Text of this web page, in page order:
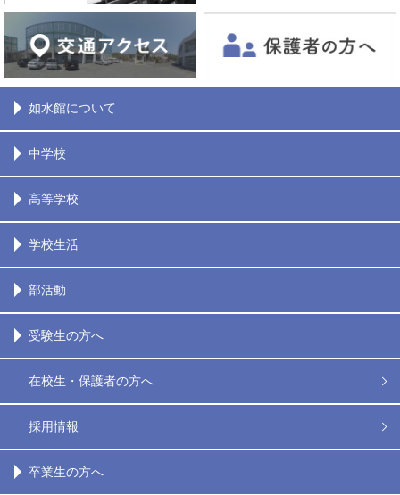
如水館について
中学校
高等学校
学校生活
部活動
受験生の方へ
在校生・保護者の方へ
採用情報
卒業生の方へ